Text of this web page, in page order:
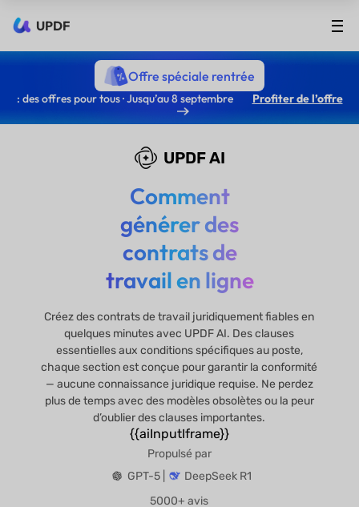
UPDF
Offre spéciale rentrée
: des offres pour tous · Jusqu’au 8 septembre Profiter de l’offre
UPDF AI
Comment
générer des
contrats de
travail en ligne
Créez des contrats de travail juridiquement fiables en
quelques minutes avec UPDF AI. Des clauses
essentielles aux conditions spécifiques au poste,
chaque section est conçue pour garantir la conformité
— aucune connaissance juridique requise. Ne perdez
plus de temps avec des modèles obsolètes ou la peur
d’oublier des clauses importantes.
{{aiInputIframe}}